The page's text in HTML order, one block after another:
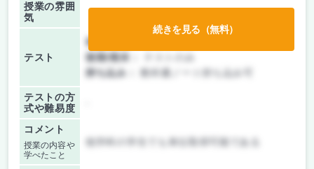
授業の雰囲
気
テスト
前期/中間：
後期/期末：
持ち込み：
教科書ノート持ち込み可
テストの方
式や難易度
コメント
授業の内容や
学べたこと
他学科の学生でも単位取得可能である
続きを見る（無料）